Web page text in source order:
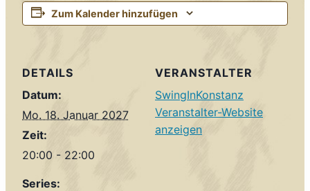
Zum Kalender hinzufügen
DETAILS
Datum:
Mo. 18. Januar 2027
Zeit:
20:00 - 22:00
Series:
VERANSTALTER
SwingInKonstanz
Veranstalter-Website
anzeigen